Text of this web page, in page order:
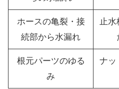
ホースの亀裂・接
続部から水漏れ
止
根元パーツのゆる
み
ナッ